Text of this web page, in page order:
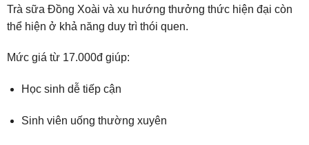
Trà sữa Đồng Xoài và xu hướng thưởng thức hiện đại còn
thể hiện ở khả năng duy trì thói quen.
Mức giá từ 17.000đ giúp:
Học sinh dễ tiếp cận
Sinh viên uống thường xuyên